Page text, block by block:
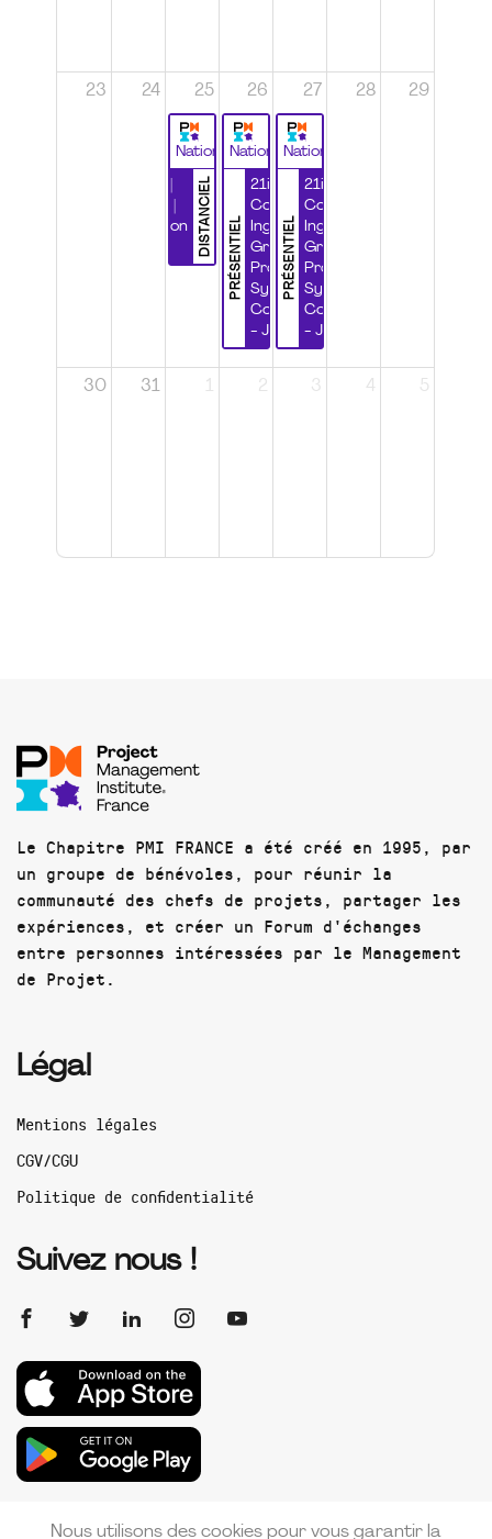
23 24 25
National
DISTANCIEL
Certification
26
National
PRÉSENTIEL
21ième
Congrès
Ingénierie
Grands
Projets et
Systèmes
Complexes
- Jour 1
27
National
PRÉSENTIEL
21ième
Congrès
Ingénierie
Grands
Projets et
Systèmes
Complexes
- Jour 2
28 29
30 31 1 2 3 4 5
Le Chapitre PMI FRANCE a été créé en 1995, par
un groupe de bénévoles, pour réunir la
communauté des chefs de projets, partager les
expériences, et créer un Forum d'échanges
entre personnes intéressées par le Management
de Projet.
Légal
Mentions légales
CGV/CGU
Politique de confidentialité
Suivez nous !
Nous utilisons des cookies pour vous garantir la